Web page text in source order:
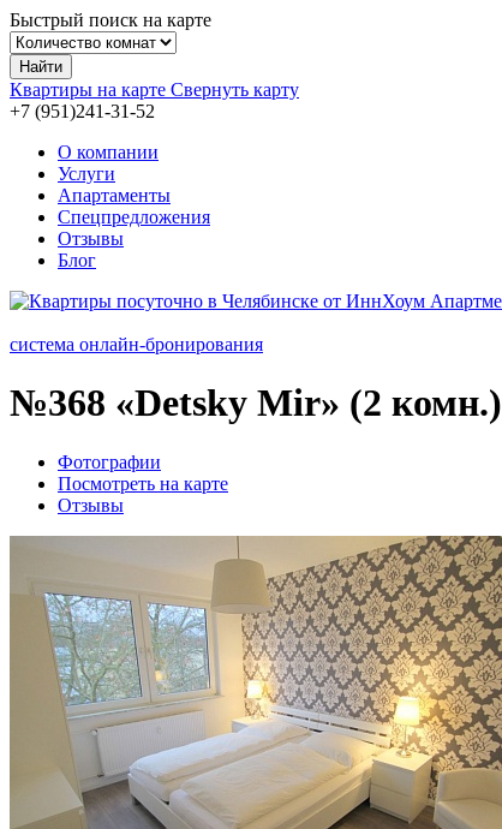
Быстрый поиск на карте
Найти
Квартиры на карте Свернуть карту
+7 (951)241-31-52
О компании
Услуги
Апартаменты
Спецпредложения
Отзывы
Блог
система онлайн-бронирования
№368 «Detsky Mir» (2 комн.)
Фотографии
Посмотреть на карте
Отзывы